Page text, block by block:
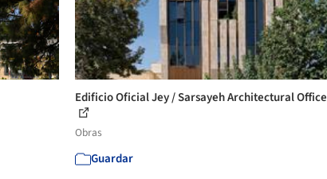
Edificio Oficial Jey / Sarsayeh Architectural Office
Obras
Guardar